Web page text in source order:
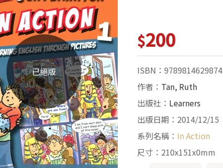
已絕版
$200
ISBN：9789814629874
作者： Tan, Ruth
出版社： Learners
出版日期：2014/12/15
系列名稱： In Action
尺寸：210x151x0mm